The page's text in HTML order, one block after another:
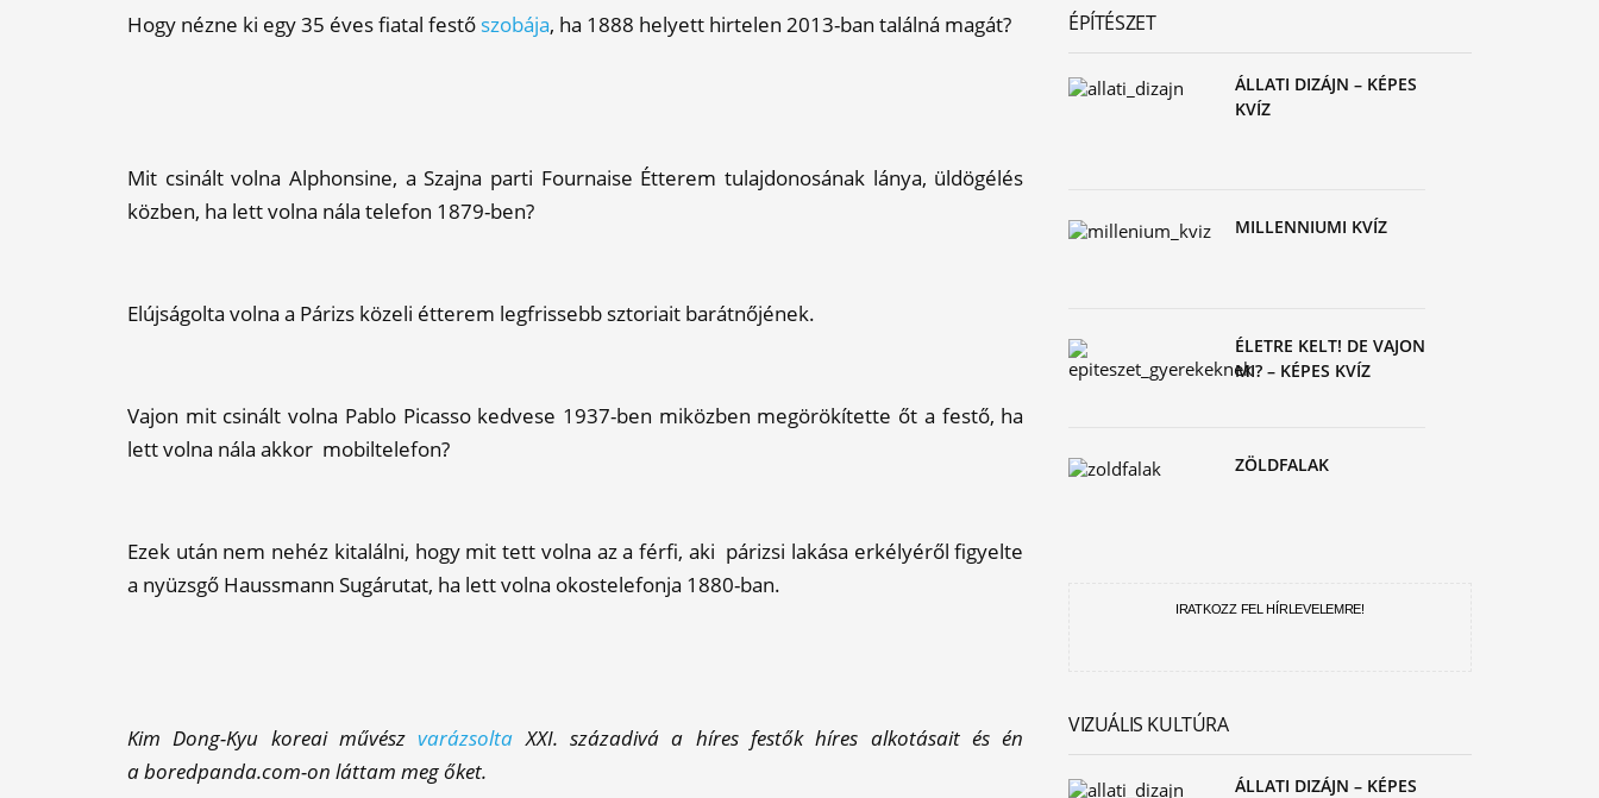
Hogy nézne ki egy 35 éves fiatal festő szobája, ha 1888 helyett hirtelen 2013-ban találná magát?
Mit csinált volna Alphonsine, a Szajna parti Fournaise Étterem tulajdonosának lánya, üldögélés
közben, ha lett volna nála telefon 1879-ben?
Elújságolta volna a Párizs közeli étterem legfrissebb sztoriait barátnőjének.
Vajon mit csinált volna Pablo Picasso kedvese 1937-ben miközben megörökítette őt a festő, ha
lett volna nála akkor mobiltelefon?
Ezek után nem nehéz kitalálni, hogy mit tett volna az a férfi, aki párizsi lakása erkélyéről figyelte
a nyüzsgő Haussmann Sugárutat, ha lett volna okostelefonja 1880-ban.
Kim Dong-Kyu koreai művészvarázsolta XXI. századivá a híres festők híres alkotásait és én
a boredpanda.com-on láttam meg őket.
ÉPÍTÉSZET
ÁLLATI DIZÁJN – KÉPES
KVÍZ
MILLENNIUMI KVÍZ
ÉLETRE KELT! DE VAJON
MI? – KÉPES KVÍZ
ZÖLDFALAK
IRATKOZZ FEL HÍRLEVELEMRE!
VIZUÁLIS KULTÚRA
ÁLLATI DIZÁJN – KÉPES